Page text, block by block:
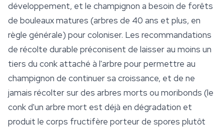
développement, et le champignon a besoin de forêts
de bouleaux matures (arbres de 40 ans et plus, en
règle générale) pour coloniser. Les recommandations
de récolte durable préconisent de laisser au moins un
tiers du conk attaché à l'arbre pour permettre au
champignon de continuer sa croissance, et de ne
jamais récolter sur des arbres morts ou moribonds (le
conk d'un arbre mort est déjà en dégradation et
produit le corps fructifère porteur de spores plutôt